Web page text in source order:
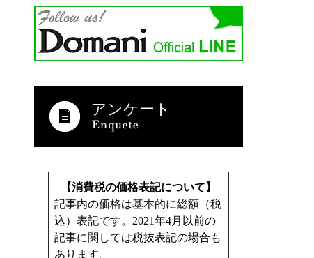
アンケート
【消費税の価格表記について】
記事内の価格は基本的に総額（税
込）表記です。2021年4月以前の
記事に関しては税抜表記の場合も
あります。